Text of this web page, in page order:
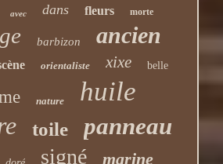
avec dans fleurs morte
barbizon ancien
orientaliste xixe belle
nature huile
toile panneau
signé marine